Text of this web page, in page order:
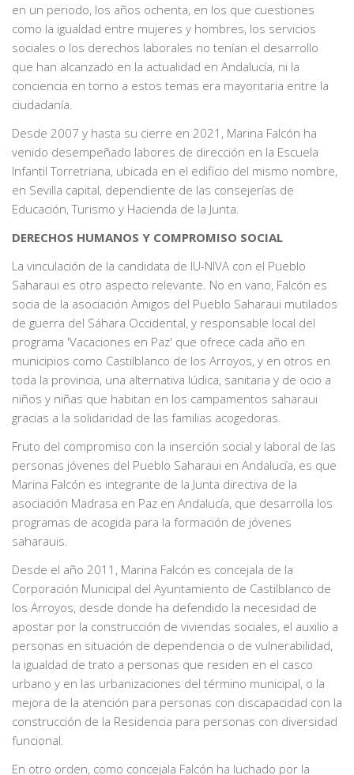
en un periodo, los años ochenta, en los que cuestiones
como la igualdad entre mujeres y hombres, los servicios
sociales o los derechos laborales no tenían el desarrollo
que han alcanzado en la actualidad en Andalucía, ni la
conciencia en torno a estos temas era mayoritaria entre la
ciudadanía.
Desde 2007 y hasta su cierre en 2021, Marina Falcón ha
venido desempeñado labores de dirección en la Escuela
Infantil Torretriana, ubicada en el edificio del mismo nombre,
en Sevilla capital, dependiente de las consejerías de
Educación, Turismo y Hacienda de la Junta.
DERECHOS HUMANOS Y COMPROMISO SOCIAL
La vinculación de la candidata de IU-NIVA con el Pueblo
Saharaui es otro aspecto relevante. No en vano, Falcón es
socia de la asociación Amigos del Pueblo Saharaui mutilados
de guerra del Sáhara Occidental, y responsable local del
programa 'Vacaciones en Paz' que ofrece cada año en
municipios como Castilblanco de los Arroyos, y en otros en
toda la provincia, una alternativa lúdica, sanitaria y de ocio a
niños y niñas que habitan en los campamentos saharaui
gracias a la solidaridad de las familias acogedoras.
Fruto del compromiso con la inserción social y laboral de las
personas jóvenes del Pueblo Saharaui en Andalucía, es que
Marina Falcón es integrante de la Junta directiva de la
asociación Madrasa en Paz en Andalucía, que desarrolla los
programas de acogida para la formación de jóvenes
saharauis.
Desde el año 2011, Marina Falcón es concejala de la
Corporación Municipal del Ayuntamiento de Castilblanco de
los Arroyos, desde donde ha defendido la necesidad de
apostar por la construcción de viviendas sociales, el auxilio a
personas en situación de dependencia o de vulnerabilidad,
la igualdad de trato a personas que residen en el casco
urbano y en las urbanizaciones del término municipal, o la
mejora de la atención para personas con discapacidad con la
construcción de la Residencia para personas con diversidad
funcional.
En otro orden, como concejala Falcón ha luchado por la